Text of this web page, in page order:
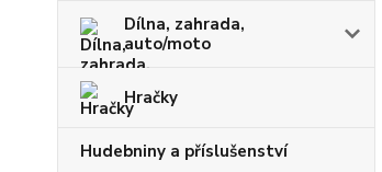
Dílna, zahrada,
auto/moto
Hračky
Hudebniny a příslušenství